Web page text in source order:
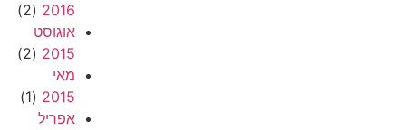
2016
(2)
אוגוסט
2015
(2)
מאי
2015
(1)
אפריל